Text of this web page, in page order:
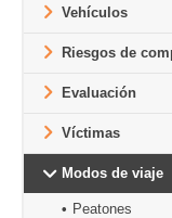
Vehículos
Riesgos de
Evaluación
Víctimas
Modos de viaje
Peatones